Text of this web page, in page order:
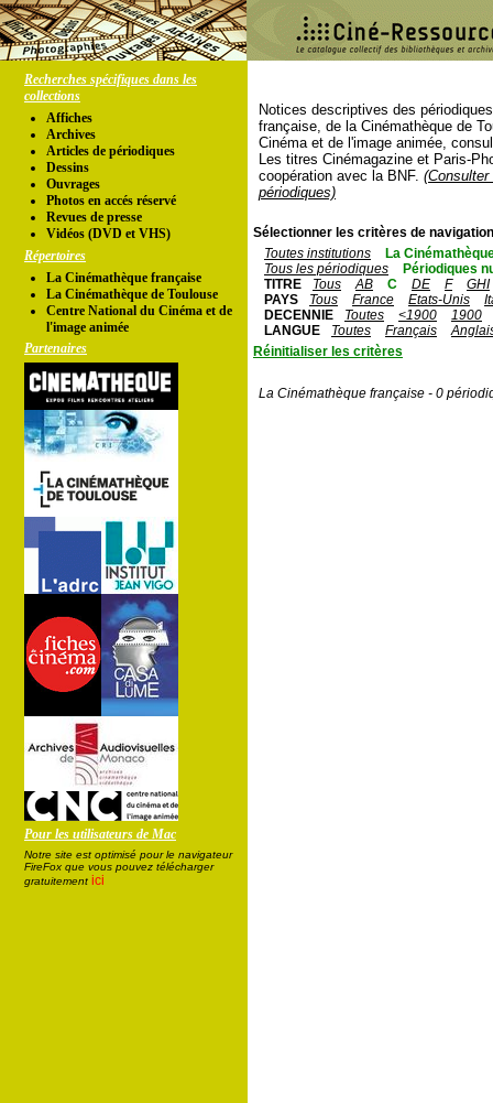
Recherches spécifiques dans les
collections
Affiches
Archives
Articles de périodiques
Dessins
Ouvrages
Photos en accés réservé
Revues de presse
Vidéos (DVD et VHS)
Répertoires
La Cinémathèque française
La Cinémathèque de Toulouse
Centre National du Cinéma et de
l'image animée
Partenaires
Pour les utilisateurs de Mac
Notre site est optimisé pour le navigateur
FireFox que vous pouvez télécharger
gratuitement ici
Notices descriptives des
française, de la Cinémathèque de
Cinéma et de l'image animée,
Les titres Cinémagazine et Paris-
coopération avec la BNF.
périodiques)
Sélectionner les critères de
Toutes institutions
La
Tous les périodiques
Périodiques
TITRE
Tous AB C DE F
GHI
PAYS
Tous France Etats-Unis
DECENNIE
Toutes <1900
1900
LANGUE
Toutes Français
Réinitialiser les critères
La Cinémathèque française - 0